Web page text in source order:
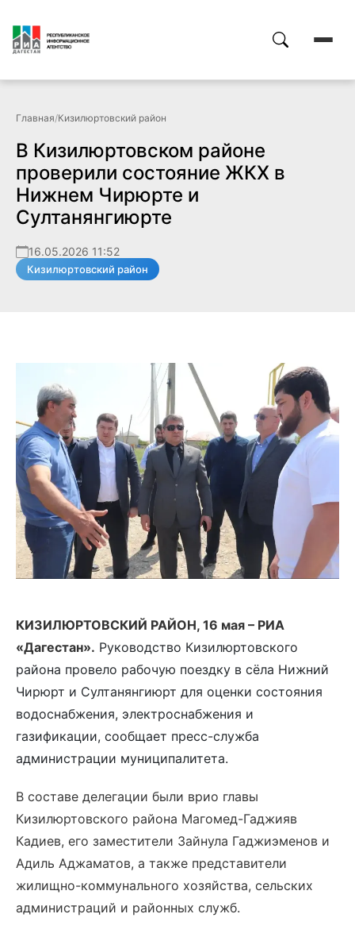
Главная/Кизилюртовский район
В Кизилюртовском районе
проверили состояние ЖКХ в
Нижнем Чирюрте и
Султанянгиюрте
16.05.2026 11:52
Кизилюртовский район
КИЗИЛЮРТОВСКИЙ РАЙОН, 16 мая – РИА
«Дагестан». Руководство Кизилюртовского
района провело рабочую поездку в сёла Нижний
Чирюрт и Султанянгиюрт для оценки состояния
водоснабжения, электроснабжения и
газификации, сообщает пресс-служба
администрации муниципалитета.
В составе делегации были врио главы
Кизилюртовского района Магомед-Гаджияв
Кадиев, его заместители Зайнула Гаджиэменов и
Адиль Аджаматов, а также представители
жилищно-коммунального хозяйства, сельских
администраций и районных служб.